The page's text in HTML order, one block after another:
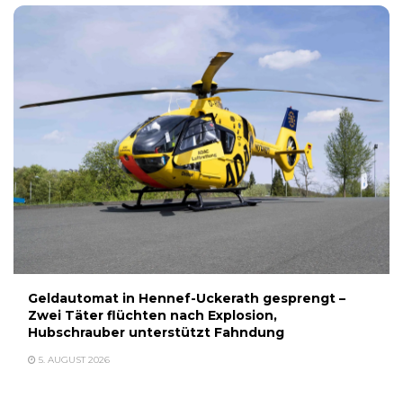
Geldautomat in Hennef-Uckerath gesprengt –
Zwei Täter flüchten nach Explosion,
Hubschrauber unterstützt Fahndung
5. AUGUST 2026